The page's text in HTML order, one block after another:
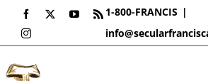
Skip
content
Facebook YouTube
Rss
Instagram
1-800-FRANCIS |